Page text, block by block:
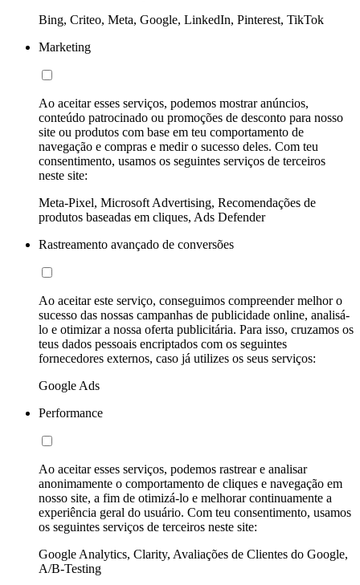
Bing, Criteo, Meta, Google, LinkedIn, Pinterest, TikTok
Marketing
Ao aceitar esses serviços, podemos mostrar anúncios,
conteúdo patrocinado ou promoções de desconto para nosso
site ou produtos com base em teu comportamento de
navegação e compras e medir o sucesso deles. Com teu
consentimento, usamos os seguintes serviços de terceiros
neste site:
Meta-Pixel, Microsoft Advertising, Recomendações de
produtos baseadas em cliques, Ads Defender
Rastreamento avançado de conversões
Ao aceitar este serviço, conseguimos compreender melhor o
sucesso das nossas campanhas de publicidade online, analisá-
lo e otimizar a nossa oferta publicitária. Para isso, cruzamos os
teus dados pessoais encriptados com os seguintes
fornecedores externos, caso já utilizes os seus serviços:
Google Ads
Performance
Ao aceitar esses serviços, podemos rastrear e analisar
anonimamente o comportamento de cliques e navegação em
nosso site, a fim de otimizá-lo e melhorar continuamente a
experiência geral do usuário. Com teu consentimento, usamos
os seguintes serviços de terceiros neste site:
Google Analytics, Clarity, Avaliações de Clientes do Google,
A/B-Testing